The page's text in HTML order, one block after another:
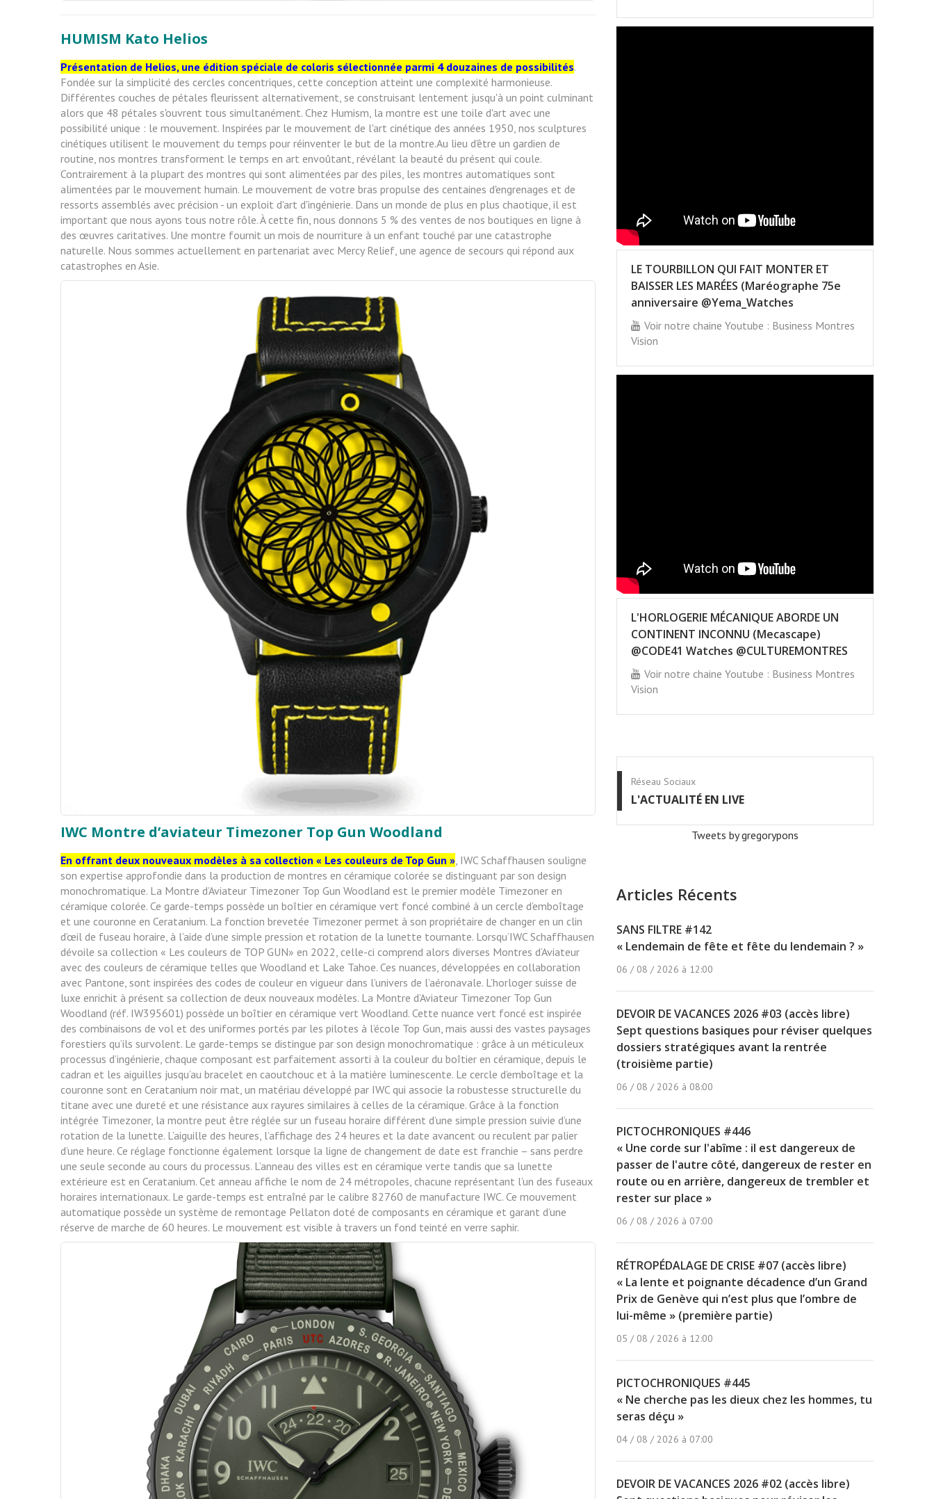
HUMISM Kato Helios
Présentation de Helios, une édition spéciale de coloris sélectionnée parmi 4 douzaines de possibilités.
Fondée sur la simplicité des cercles concentriques, cette conception atteint une complexité harmonieuse.
Différentes couches de pétales fleurissent alternativement, se construisant lentement jusqu'à un point culminant
alors que 48 pétales s'ouvrent tous simultanément. Chez Humism, la montre est une toile d'art avec une
possibilité unique : le mouvement. Inspirées par le mouvement de l'art cinétique des années 1950, nos sculptures
cinétiques utilisent le mouvement du temps pour réinventer le but de la montre.Au lieu d'être un gardien de
routine, nos montres transforment le temps en art envoûtant, révélant la beauté du présent qui coule.
Contrairement à la plupart des montres qui sont alimentées par des piles, les montres automatiques sont
alimentées par le mouvement humain. Le mouvement de votre bras propulse des centaines d'engrenages et de
ressorts assemblés avec précision - un exploit d'art d'ingénierie. Dans un monde de plus en plus chaotique, il est
important que nous ayons tous notre rôle. À cette fin, nous donnons 5 % des ventes de nos boutiques en ligne à
des œuvres caritatives. Une montre fournit un mois de nourriture à un enfant touché par une catastrophe
naturelle. Nous sommes actuellement en partenariat avec Mercy Relief, une agence de secours qui répond aux
catastrophes en Asie.
IWC Montre d’aviateur Timezoner Top Gun Woodland
En offrant deux nouveaux modèles à sa collection « Les couleurs de Top Gun », IWC Schaffhausen souligne
son expertise approfondie dans la production de montres en céramique colorée se distinguant par son design
monochromatique. La Montre d’Aviateur Timezoner Top Gun Woodland est le premier modèle Timezoner en
céramique colorée. Ce garde-temps possède un boîtier en céramique vert foncé combiné à un cercle d’emboîtage
et une couronne en Ceratanium. La fonction brevetée Timezoner permet à son propriétaire de changer en un clin
d’œil de fuseau horaire, à l’aide d’une simple pression et rotation de la lunette tournante. Lorsqu’IWC Schaffhausen
dévoile sa collection « Les couleurs de TOP GUN» en 2022, celle-ci comprend alors diverses Montres d’Aviateur
avec des couleurs de céramique telles que Woodland et Lake Tahoe. Ces nuances, développées en collaboration
avec Pantone, sont inspirées des codes de couleur en vigueur dans l’univers de l’aéronavale. L’horloger suisse de
luxe enrichit à présent sa collection de deux nouveaux modèles. La Montre d’Aviateur Timezoner Top Gun
Woodland (réf. IW395601) possède un boîtier en céramique vert Woodland. Cette nuance vert foncé est inspirée
des combinaisons de vol et des uniformes portés par les pilotes à l’école Top Gun, mais aussi des vastes paysages
forestiers qu’ils survolent. Le garde-temps se distingue par son design monochromatique : grâce à un méticuleux
processus d’ingénierie, chaque composant est parfaitement assorti à la couleur du boîtier en céramique, depuis le
cadran et les aiguilles jusqu’au bracelet en caoutchouc et à la matière luminescente. Le cercle d’emboîtage et la
couronne sont en Ceratanium noir mat, un matériau développé par IWC qui associe la robustesse structurelle du
titane avec une dureté et une résistance aux rayures similaires à celles de la céramique. Grâce à la fonction
intégrée Timezoner, la montre peut être réglée sur un fuseau horaire différent d’une simple pression suivie d’une
rotation de la lunette. L’aiguille des heures, l’affichage des 24 heures et la date avancent ou reculent par palier
d’une heure. Ce réglage fonctionne également lorsque la ligne de changement de date est franchie – sans perdre
une seule seconde au cours du processus. L’anneau des villes est en céramique verte tandis que sa lunette
extérieure est en Ceratanium. Cet anneau affiche le nom de 24 métropoles, chacune représentant l’un des fuseaux
horaires internationaux. Le garde-temps est entraîné par le calibre 82760 de manufacture IWC. Ce mouvement
automatique possède un système de remontage Pellaton doté de composants en céramique et garant d’une
réserve de marche de 60 heures. Le mouvement est visible à travers un fond teinté en verre saphir.
LE TOURBILLON QUI FAIT MONTER ET
BAISSER LES MARÉES (Maréographe 75e
anniversaire @Yema_Watches
Voir notre chaine Youtube : Business Montres
Vision
L'HORLOGERIE MÉCANIQUE ABORDE UN
CONTINENT INCONNU (Mecascape)
@CODE41 Watches @CULTUREMONTRES
Voir notre chaine Youtube : Business Montres
Vision
Réseau Sociaux
L'ACTUALITÉ EN LIVE
Tweets by gregorypons
Articles Récents
SANS FILTRE #142
« Lendemain de fête et fête du lendemain ? »
06 / 08 / 2026 à 12:00
DEVOIR DE VACANCES 2026 #03 (accès libre)
Sept questions basiques pour réviser quelques
dossiers stratégiques avant la rentrée
(troisième partie)
06 / 08 / 2026 à 08:00
PICTOCHRONIQUES #446
« Une corde sur l'abîme : il est dangereux de
passer de l'autre côté, dangereux de rester en
route ou en arrière, dangereux de trembler et
rester sur place »
06 / 08 / 2026 à 07:00
RÉTROPÉDALAGE DE CRISE #07 (accès libre)
« La lente et poignante décadence d’un Grand
Prix de Genève qui n’est plus que l’ombre de
lui-même » (première partie)
05 / 08 / 2026 à 12:00
PICTOCHRONIQUES #445
« Ne cherche pas les dieux chez les hommes, tu
seras déçu »
04 / 08 / 2026 à 07:00
DEVOIR DE VACANCES 2026 #02 (accès libre)